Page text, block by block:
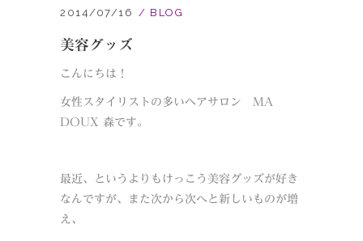
2014/07/16 BLOG
美容グッズ
こんにちは！
女性スタイリストの多いヘアサロン MA
DOUX 森です。
最近、というよりもけっこう美容グッズが好き
なんですが、また次から次へと新しいものが増
え、